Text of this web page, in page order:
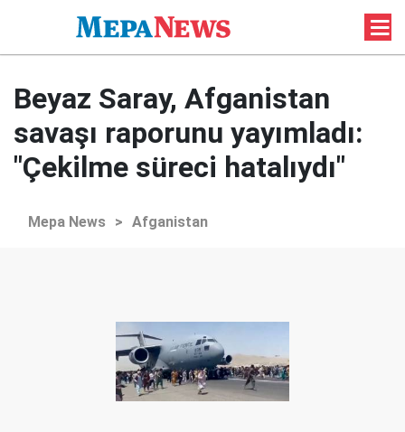
Beyaz Saray, Afganistan
savaşı raporunu yayımladı:
"Çekilme süreci hatalıydı"
Mepa News > Afganistan